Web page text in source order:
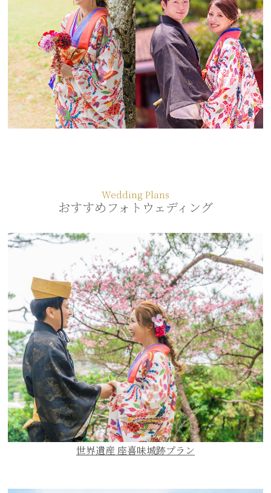
Wedding Plans
おすすめフォトウェディング
世界遺産 座喜味城跡プラン